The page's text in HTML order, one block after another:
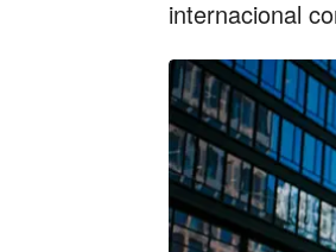
internacional